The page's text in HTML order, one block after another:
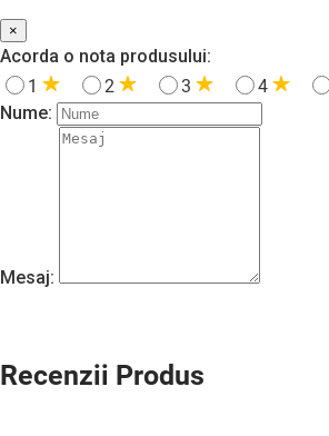
×
Acorda o nota produsului:
1
2 3 4
Nume:
Mesaj:
Recenzii Produs